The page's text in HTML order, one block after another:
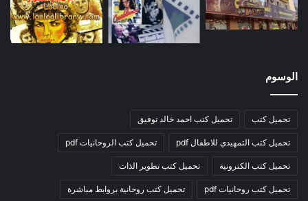
الوسوم
تحميل كتب تحميل كتب احمد خالد توفيق
تحميل كتب التمهيدي للاطفال pdf تحميل كتب الروحانيات pdf
تحميل كتب الكترونية تحميل كتب تطوير الذات
تحميل كتب روحانيات pdf تحميل كتب روحانية بروابط مباشرة